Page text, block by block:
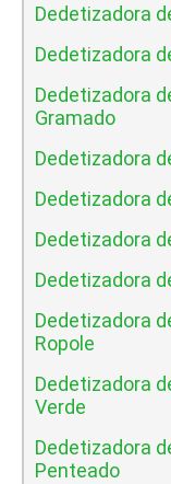
Dedetizadora
Dedetizadora
Dedetizadora
Gramado
Dedetizadora
Dedetizadora
Dedetizadora
Dedetizadora
Dedetizadora
Ropole
Dedetizadora
Verde
Dedetizadora
Penteado